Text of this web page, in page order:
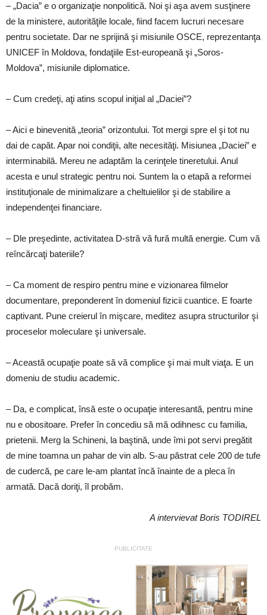
– „Dacia” e o organizaţie nonpolitică. Noi şi aşa avem susţinere
de la ministere, autorităţile locale, fiind facem lucruri necesare
pentru societate. Dar ne sprijină şi misiunile OSCE, reprezentanţa
UNICEF în Moldova, fondaţiile Est-europeană şi „Soros-
Moldova”, misiunile diplomatice.
– Cum credeţi, aţi atins scopul iniţial al „Daciei”?
– Aici e binevenită „teoria” orizontului. Tot mergi spre el şi tot nu
dai de capăt. Apar noi condiţii, alte necesităţi. Misiunea „Daciei” e
interminabilă. Mereu ne adaptăm la cerinţele tineretului. Anul
acesta e unul strategic pentru noi. Suntem la o etapă a reformei
instituţionale de minimalizare a cheltuielilor şi de stabilire a
independenţei financiare.
– Dle preşedinte, activitatea D-stră vă fură multă energie. Cum vă
reîncărcaţi bateriile?
– Ca moment de respiro pentru mine e vizionarea filmelor
documentare, preponderent în domeniul fizicii cuantice. E foarte
captivant. Pune creierul în mişcare, meditez asupra structurilor şi
proceselor moleculare şi universale.
– Această ocupaţie poate să vă complice şi mai mult viaţa. E un
domeniu de studiu academic.
– Da, e complicat, însă este o ocupaţie interesantă, pentru mine
nu e obositoare. Prefer în concediu să mă odihnesc cu familia,
prietenii. Merg la Schineni, la baştină, unde îmi pot servi pregătit
de mine toamna un pahar de vin alb. S-au păstrat cele 200 de tufe
de cudercă, pe care le-am plantat încă înainte de a pleca în
armată. Dacă doriţi, îl probăm.
A intervievat Boris TODIREL
PUBLICITATE